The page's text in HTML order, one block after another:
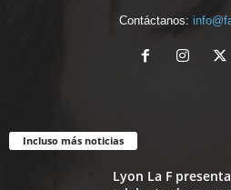
Contáctanos:
Incluso más noticias
Lyon La F